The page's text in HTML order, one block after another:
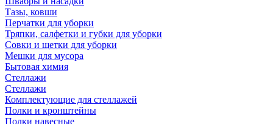
Тазы, ковши
Перчатки для уборки
Тряпки, салфетки и губки для уборки
Совки и щетки для уборки
Мешки для мусора
Бытовая химия
Стеллажи
Стеллажи
Комплектующие для стеллажей
Полки и кронштейны
Полки навесные